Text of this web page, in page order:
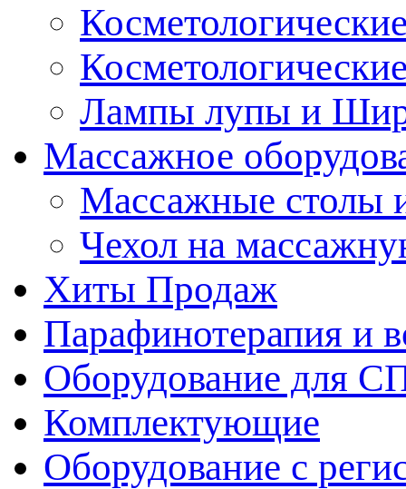
Лампы лупы и
Массажное
Массажные столы
Чехол на
Хиты Продаж
Парафинотерапия и
Оборудование для
Комплектующие
Оборудование с